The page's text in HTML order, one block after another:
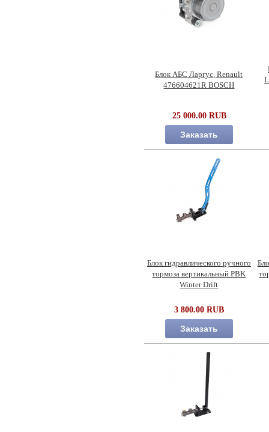
Блок АБС Ларгус, Renault
476604621R BOSCH
25 000.00 RUB
Заказать
Блок гидравлического ручного
тормоза вертикальный PBK
Winter Drift
3 800.00 RUB
Заказать